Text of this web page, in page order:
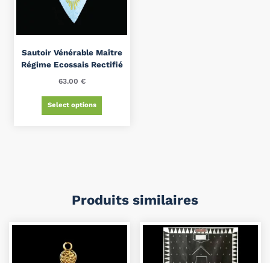
Sautoir Vénérable Maître
Régime Ecossais Rectifié
63.00 €
Select options
Produits similaires